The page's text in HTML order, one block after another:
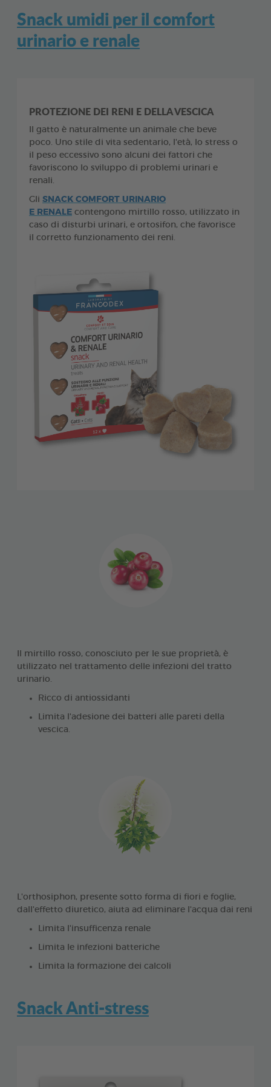
Snack umidi per il comfort
urinario e renale
PROTEZIONE DEI RENI E DELLA VESCICA
Il gatto è naturalmente un animale che beve
poco. Uno stile di vita sedentario, l'età, lo stress o
il peso eccessivo sono alcuni dei fattori che
favoriscono lo sviluppo di problemi urinari e
renali.
Gli SNACK COMFORT URINARIO
E RENALE contengono mirtillo rosso, utilizzato in
caso di disturbi urinari, e ortosifon, che favorisce
il corretto funzionamento dei reni.
Il mirtillo rosso, conosciuto per le sue proprietà, è
utilizzato nel trattamento delle infezioni del tratto
urinario.
Ricco di antiossidanti
Limita l'adesione dei batteri alle pareti della
vescica.
L'orthosiphon, presente sotto forma di fiori e foglie,
dall'effetto diuretico, aiuta ad eliminare l'acqua dai reni
Limita l'insufficenza renale
Limita le infezioni batteriche
Limita la formazione dei calcoli
Snack Anti-stress